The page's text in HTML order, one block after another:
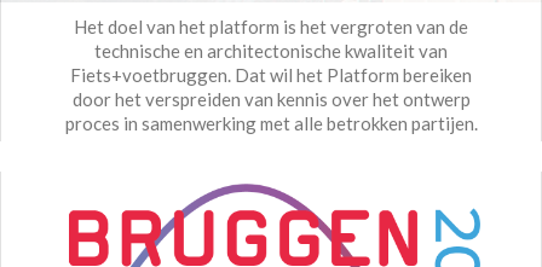
Het doel van het platform is het vergroten van de
technische en architectonische kwaliteit van
Fiets+voetbruggen. Dat wil het Platform bereiken
door het verspreiden van kennis over het ontwerp
proces in samenwerking met alle betrokken partijen.